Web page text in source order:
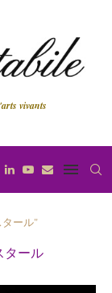
vivants
ール"
タール